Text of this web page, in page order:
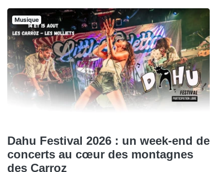
Musique
Dahu Festival 2026 : un week-end de
concerts au cœur des montagnes
des Carroz